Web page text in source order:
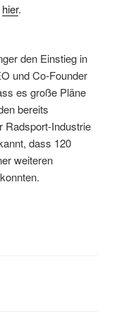
hier.
den Einstieg in
und Co-Founder
es große Pläne
bereits
Radsport-Industrie
dass 120
weiteren